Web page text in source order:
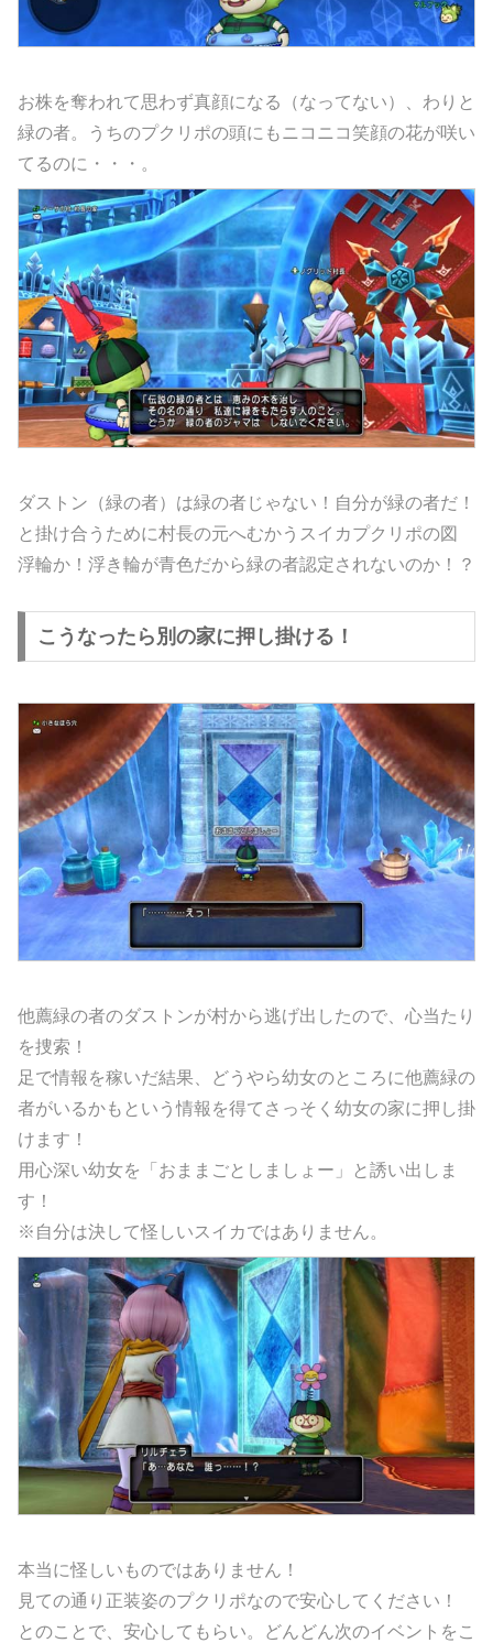
お株を奪われて思わず真顔になる（なってない）、わりと
緑の者。うちのプクリポの頭にもニコニコ笑顔の花が咲い
てるのに・・・。
ダストン（緑の者）は緑の者じゃない！自分が緑の者だ！
と掛け合うために村長の元へむかうスイカプクリポの図
浮輪か！浮き輪が青色だから緑の者認定されないのか！？
こうなったら別の家に押し掛ける！
他薦緑の者のダストンが村から逃げ出したので、心当たり
を捜索！
足で情報を稼いだ結果、どうやら幼女のところに他薦緑の
者がいるかもという情報を得てさっそく幼女の家に押し掛
けます！
用心深い幼女を「おままごとしましょー」と誘い出しま
す！
※自分は決して怪しいスイカではありません。
本当に怪しいものではありません！
見ての通り正装姿のプクリポなので安心してください！
とのことで、安心してもらい。どんどん次のイベントをこ